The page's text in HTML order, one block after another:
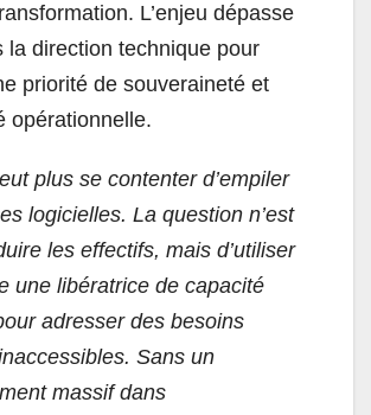
L’enjeu dépasse
la direction technique pour
priorité de souveraineté et
opérationnelle.
plus se contenter d’empiler
logicielles. La question n’est
les effectifs, mais d’utiliser
une libératrice de capacité
adresser des besoins
Sans un
massif dans